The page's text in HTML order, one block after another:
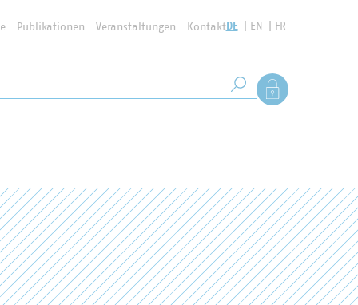
Publikationen Veranstaltungen KontaktDE EN FR
Suche starten
Als Mitglied